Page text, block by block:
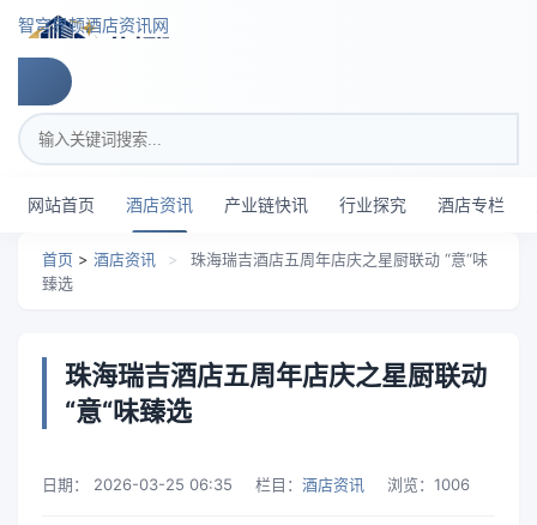
跳转到主要内容
智穹界顿酒店资讯网
搜索关键词
网站首页 酒店资讯 产业链快讯 行业探究 酒店专栏
首页 > 酒店资讯 >
珠海瑞吉酒店五周年店庆之星厨联动 “意“味
臻选
珠海瑞吉酒店五周年店庆之星厨联动
“意“味臻选
日期： 2026-03-25 06:35 栏目： 酒店资讯 浏览： 1006